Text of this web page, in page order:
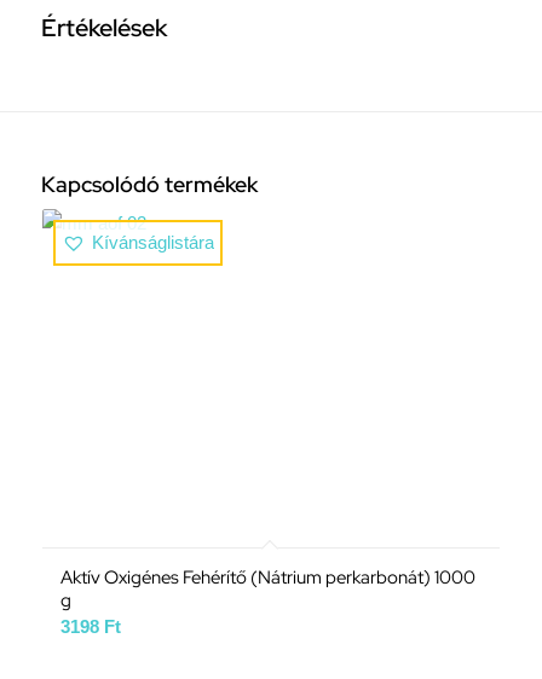
Értékelések
Kapcsolódó termékek
Kívánságlistára
Aktív Oxigénes Fehérítő (Nátrium perkarbonát) 1000
g
3198 Ft